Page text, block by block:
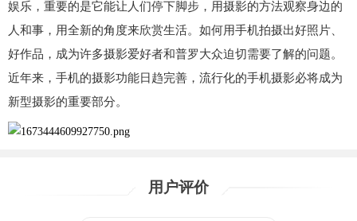
娱乐，重要的是它能让人们停下脚步，用摄影的方法观察身边的
人和事，用全新的角度来欣赏生活。如何用手机拍摄出好照片、
好作品，成为许多摄影爱好者和普罗大众迫切需要了解的问题。
近年来，手机的摄影功能日趋完善，流行化的手机摄影必将成为
新型摄影的重要部分。
用户评价